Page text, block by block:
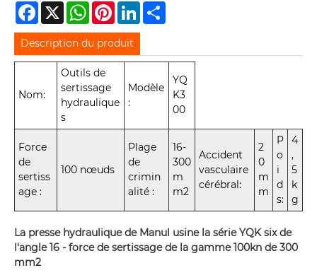
Facebook
X WhatsAppPinterestLinkedIn
Description du produit
Nom:
Outils de
sertissage
hydraulique
s
Modèle
:
YQ
K3
00
Force
de
sertiss
age :
100 nœuds
Plage
de
crimin
alité :
16-
300
m
m2
Accident
vasculaire
cérébral:
2
0
m
m
P
o
i
d
s:
4
,
5
k
g
La presse hydraulique de Manul usine la série YQK six de
l'angle 16 - force de sertissage de la gamme 100kn de 300
mm2